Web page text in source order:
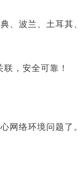
、波兰、土耳其
，安全可靠！
网络环境问题了。